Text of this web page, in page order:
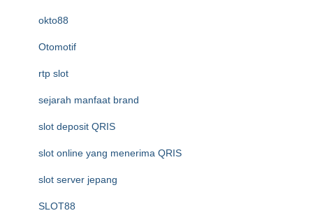
okto88
Otomotif
rtp slot
sejarah manfaat brand
slot deposit QRIS
slot online yang menerima QRIS
slot server jepang
SLOT88